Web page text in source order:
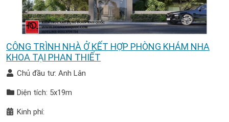
CÔNG TRÌNH NHÀ Ở KẾT HỢP PHÒNG KHÁM NHA
KHOA TẠI PHAN THIẾT
Chủ đầu tư: Anh Lân
Diện tích: 5x19m
Kinh phí: